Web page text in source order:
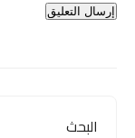
البحث